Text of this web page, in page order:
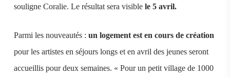
souligne Coralie. Le résultat sera visiblele 5 avril.
Parmi les nouveautés : un logement est en cours de création
pour les artistes en séjours longs et en avril des jeunes seront
accueillis pour deux semaines. « Pour un petit village de 1000